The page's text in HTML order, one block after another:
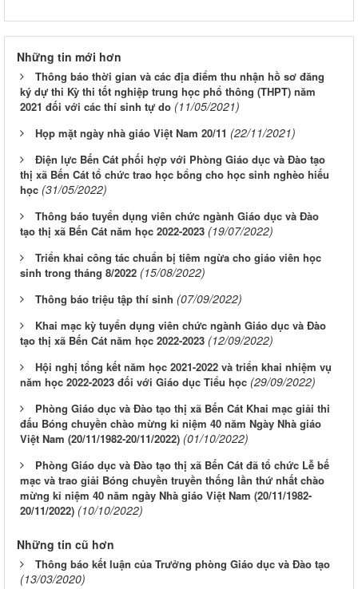
Những tin mới hơn
Thông báo thời gian và các địa điểm thu nhận hồ sơ đăng
ký dự thi Kỳ thi tốt nghiệp trung học phổ thông (THPT) năm
2021 đối với các thí sinh tự do (11/05/2021)
Họp mặt ngày nhà giáo Việt Nam 20/11 (22/11/2021)
Điện lực Bến Cát phối hợp với Phòng Giáo dục và Đào tạo
thị xã Bến Cát tổ chức trao học bổng cho học sinh nghèo hiếu
học (31/05/2022)
Thông báo tuyển dụng viên chức ngành Giáo dục và Đào
tạo thị xã Bến Cát năm học 2022-2023 (19/07/2022)
Triển khai công tác chuẩn bị tiêm ngừa cho giáo viên học
sinh trong tháng 8/2022 (15/08/2022)
Thông báo triệu tập thí sinh (07/09/2022)
Khai mạc kỳ tuyển dụng viên chức ngành Giáo dục và Đào
tạo thị xã Bến Cát năm học 2022-2023 (12/09/2022)
Hội nghị tổng kết năm học 2021-2022 và triển khai nhiệm vụ
năm học 2022-2023 đối với Giáo dục Tiểu học (29/09/2022)
Phòng Giáo dục và Đào tạo thị xã Bến Cát Khai mạc giải thi
đấu Bóng chuyền chào mừng kỉ niệm 40 năm Ngày Nhà giáo
Việt Nam (20/11/1982-20/11/2022) (01/10/2022)
Phòng Giáo dục và Đào tạo thị xã Bến Cát đã tổ chức Lễ bế
mạc và trao giải Bóng chuyền truyền thống lần thứ nhất chào
mừng kỉ niệm 40 năm ngày Nhà giáo Việt Nam (20/11/1982-
20/11/2022) (10/10/2022)
Những tin cũ hơn
Thông báo kết luận của Trưởng phòng Giáo dục và Đào tạo
(13/03/2020)